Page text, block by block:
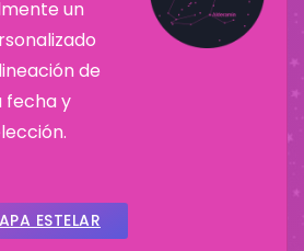
un
de
fecha y
ESTELAR